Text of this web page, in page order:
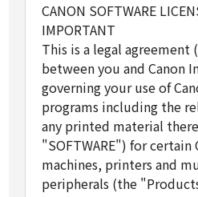
CANON SOFTWARE
IMPORTANT
This is a legal agreement
between you and Canon
governing your use of
programs including the
any printed material
"SOFTWARE") for certain
machines, printers and
peripherals (the